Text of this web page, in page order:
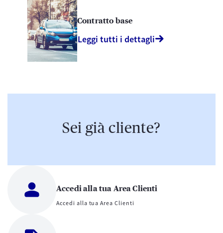
Contratto base
Leggi tutti i dettagli
Sei già cliente?
Accedi alla tua Area Clienti
Accedi alla tua Area Clienti